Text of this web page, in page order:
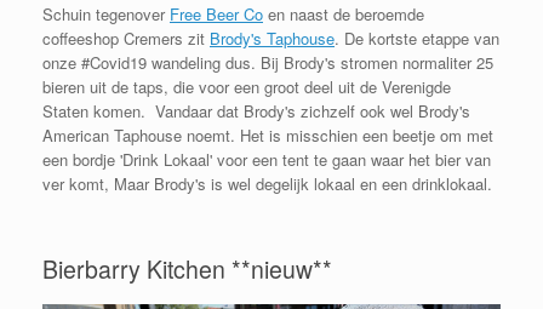
Schuin tegenover Free Beer Co en naast de beroemde
coffeeshop Cremers zit Brody's Taphouse. De kortste etappe van
onze #Covid19 wandeling dus. Bij Brody's stromen normaliter 25
bieren uit de taps, die voor een groot deel uit de Verenigde
Staten komen. Vandaar dat Brody's zichzelf ook wel Brody's
American Taphouse noemt. Het is misschien een beetje om met
een bordje 'Drink Lokaal' voor een tent te gaan waar het bier van
ver komt, Maar Brody's is wel degelijk lokaal en een drinklokaal.
Bierbarry Kitchen **nieuw**